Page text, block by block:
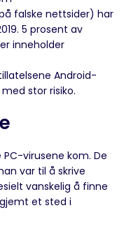
falske nettsider) har
5 prosent av
inneholder
Android-
stor risiko.
virusene kom. De
var til å skrive
vanskelig å finne
et sted i